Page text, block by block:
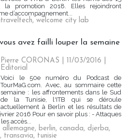
la promotion 2018. Elles rejoindront
d’accompagnement...
, welcome city lab
avez failli louper la semaine
Pierre CORONAS | 11/03/2016
Editorial
Voici le 50e numéro du Podcast de
TourMaG.com. Avec, au sommaire cette
semaine : les affrontements dans le Sud
de la Tunisie, l'ITB qui se déroule
actuellement à Berlin et les résultats de
2016 Pour en savoir plus : - Attaques
accès...
allemagne, berlin, canada, djerba,
, transavia, tunisie